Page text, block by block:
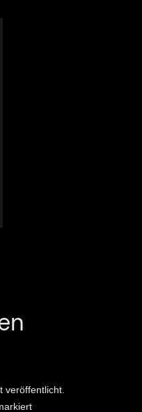
veröffentlicht.